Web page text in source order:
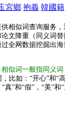
宮鄉 抱義 韓國籍
相似词查询服务
文降重（同义词替
全网数据挖掘出
似词一般指同义
如：“开心”和“高
”和“假”，“美”和“